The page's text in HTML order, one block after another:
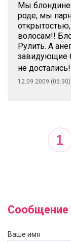
Мы
роде, мы
волосам!!
Рулить. А
завидующие
не
12.09.2009 (05:30)
1
Сообщение
Ваше имя